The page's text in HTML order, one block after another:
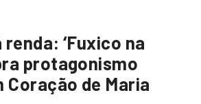
‘Fuxico na
protagonismo
Coração de Maria